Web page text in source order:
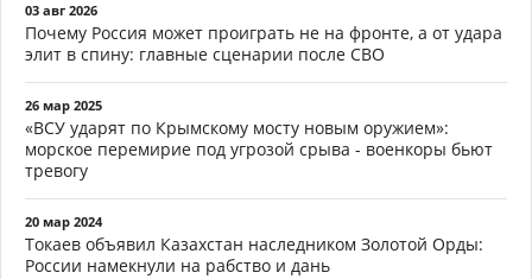
03 авг 2026
Почему Россия может проиграть не на фронте, а от удара
элит в спину: главные сценарии после СВО
26 мар 2025
«ВСУ ударят по Крымскому мосту новым оружием»:
морское перемирие под угрозой срыва - военкоры бьют
тревогу
20 мар 2024
Токаев объявил Казахстан наследником Золотой Орды:
России намекнули на рабство и дань